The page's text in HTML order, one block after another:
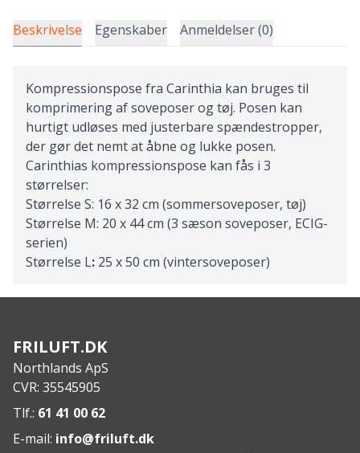
Beskrivelse Egenskaber Anmeldelser (0)
Kompressionspose fra Carinthia kan bruges til
komprimering af soveposer og tøj. Posen kan
hurtigt udløses med justerbare spændestropper,
der gør det nemt at åbne og lukke posen.
Carinthias kompressionspose kan fås i 3
størrelser:
Størrelse S: 16 x 32 cm (sommersoveposer, tøj)
Størrelse M: 20 x 44 cm (3 sæson soveposer, ECIG-
serien)
Størrelse L: 25 x 50 cm (vintersoveposer)
FRILUFT.DK
Northlands ApS
CVR: 35545905
Tlf.: 61 41 00 62
E-mail: info@friluft.dk